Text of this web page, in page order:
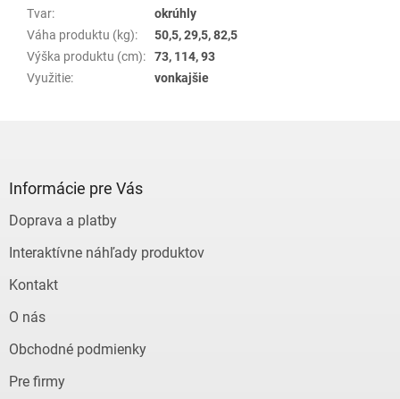
Tvar:
okrúhly
Váha produktu (kg):
50,5, 29,5, 82,5
Výška produktu (cm):
73, 114, 93
Využitie: vonkajšie
Informácie pre Vás
Doprava a platby
Interaktívne náhľady produktov
Kontakt
O nás
Obchodné podmienky
Pre firmy